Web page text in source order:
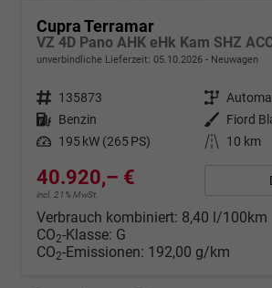
Cupra Terramar
VZ 4D Pano AHK eHk Kam SHZ
unverbindliche Lieferzeit: 05.10.2026 Neuwagen
Fahrzeugnr. 135873 Getriebe
Kraftstoff Benzin Außenfarbe Fiord
Leistung 195 kW (265 PS) Kilometerstand 10 km
40.920,– €
incl. 21% MwSt.
Verbrauch kombiniert: 8,40 l/100km
CO2-Klasse: G
CO2-Emissionen: 192,00 g/km